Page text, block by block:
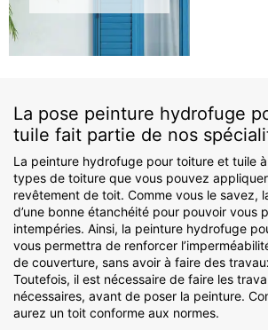
La pose peinture hydrofuge
tuile fait partie de nos
La peinture hydrofuge pour toiture et tuile
types de toiture que vous pouvez
revêtement de toit. Comme vous le savez,
d’une bonne étanchéité pour pouvoir vous
intempéries. Ainsi, la peinture hydrofuge
vous permettra de renforcer
de couverture, sans avoir à faire des
Toutefois, il est nécessaire de faire les
nécessaires, avant de poser la peinture.
aurez un toit conforme aux normes.